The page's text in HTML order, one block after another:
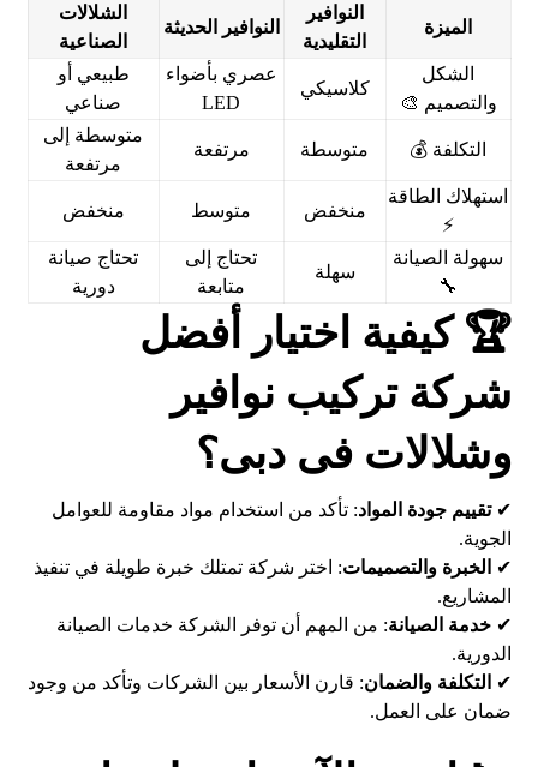
الميزة
النوافير
التقليدية
النوافير الحديثة
الشلالات
الصناعية
الشكل
والتصميم 🎨
كلاسيكي
عصري بأضواء
LED
طبيعي أو
صناعي
التكلفة 💰 متوسطة مرتفعة
متوسطة إلى
مرتفعة
استهلاك الطاقة
⚡
منخفض متوسط منخفض
سهولة الصيانة
🔧
سهلة
تحتاج إلى
متابعة
تحتاج صيانة
دورية
🏆 كيفية اختيار أفضل
شركة تركيب نوافير
وشلالات فى دبى؟
✔تقييم جودة المواد: تأكد من استخدام مواد مقاومة للعوامل
الجوية.
✔
الخبرة والتصميمات: اختر شركة تمتلك خبرة طويلة في تنفيذ
المشاريع.
✔خدمة الصيانة: من المهم أن توفر الشركة خدمات الصيانة
الدورية.
✔
التكلفة والضمان: قارن الأسعار بين الشركات وتأكد من وجود
ضمان على العمل.